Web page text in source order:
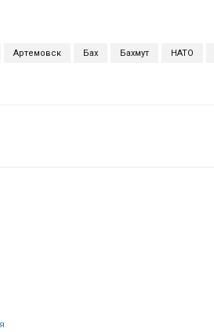
Артемовск Бах Бахмут НАТО